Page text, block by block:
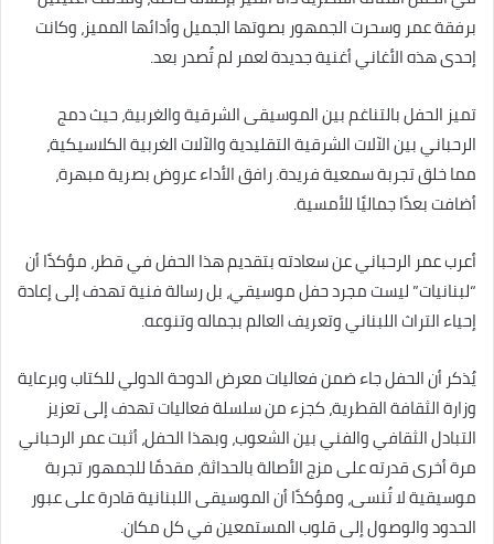
برفقة عمر وسحرت الجمهور بصوتها الجميل وأدائها المميز، وكانت
إحدى هذه الأغاني أغنية جديدة لعمر لم تُصدر بعد.
تميز الحفل بالتناغم بين الموسيقى الشرقية والغربية، حيث دمج
الرحباني بين الآلات الشرقية التقليدية والآلات الغربية الكلاسيكية،
مما خلق تجربة سمعية فريدة. رافق الأداء عروض بصرية مبهرة،
أضافت بعدًا جماليًا للأمسية.
أعرب عمر الرحباني عن سعادته بتقديم هذا الحفل في قطر، مؤكدًا أن
“لبنانيات” ليست مجرد حفل موسيقي، بل رسالة فنية تهدف إلى إعادة
إحياء التراث اللبناني وتعريف العالم بجماله وتنوعه.
يُذكر أن الحفل جاء ضمن فعاليات معرض الدوحة الدولي للكتاب وبرعاية
وزارة الثقافة القطرية، كجزء من سلسلة فعاليات تهدف إلى تعزيز
التبادل الثقافي والفني بين الشعوب، وبهذا الحفل، أثبت عمر الرحباني
مرة أخرى قدرته على مزج الأصالة بالحداثة، مقدمًا للجمهور تجربة
موسيقية لا تُنسى، ومؤكدًا أن الموسيقى اللبنانية قادرة على عبور
الحدود والوصول إلى قلوب المستمعين في كل مكان.